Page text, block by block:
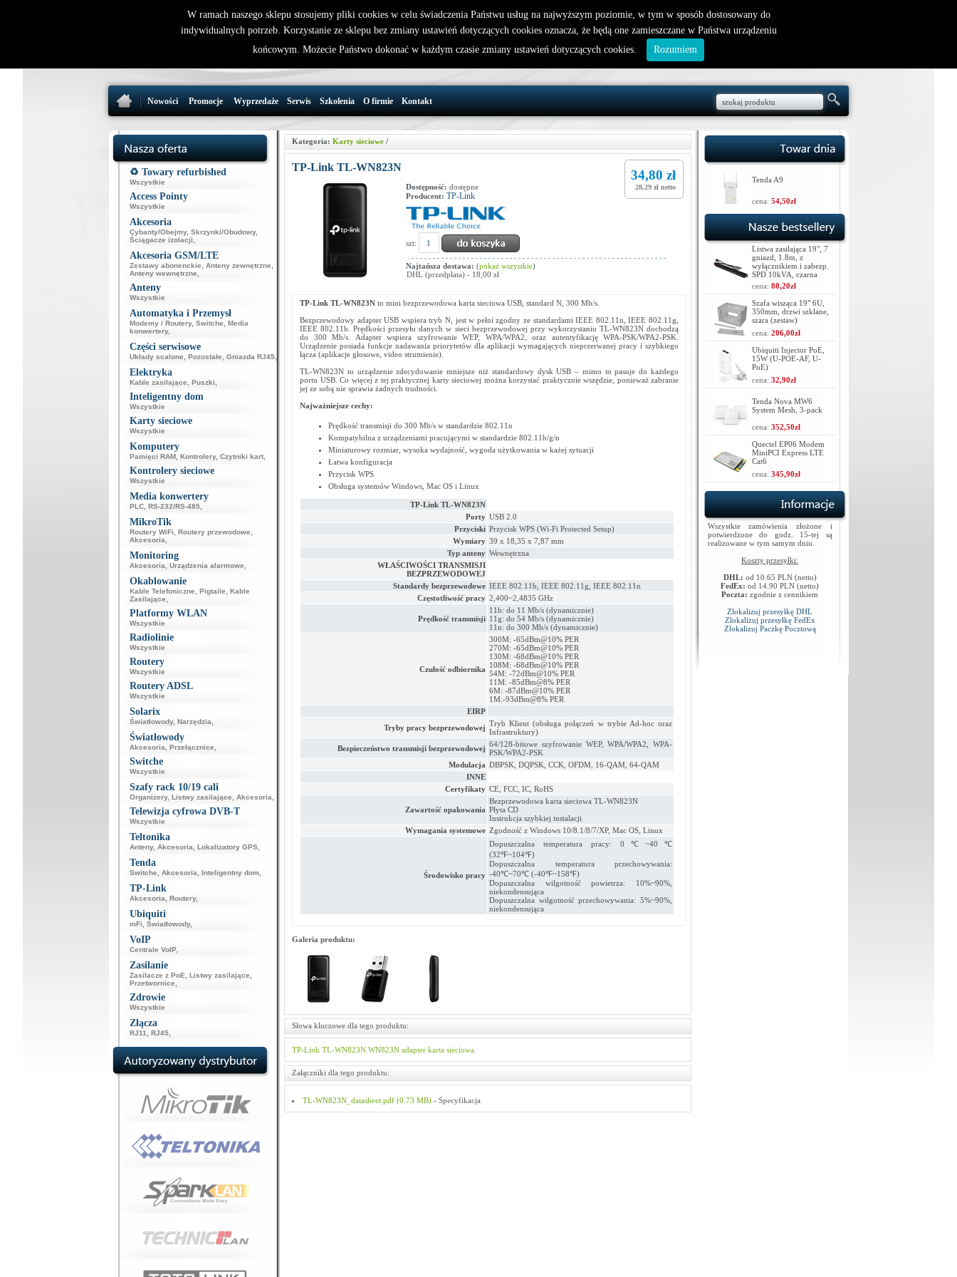
nowy klient
32 721 86 72
support@wirelesslan.com.pl
W koszyku jest 0 produktów(y)
Nowości Promocje Wyprzedaże Serwis Szkolenia O firmie Kontakt
♻️ Towary refurbished
Wszystkie
Access Pointy
Wszystkie
Akcesoria
Cybanty/Obejmy, Skrzynki/Obudowy,
Ściągacze izolacji
Akcesoria GSM/LTE
Zestawy abonenckie Anteny zewnętrzne
Anteny wewnętrzne
Anteny
Wszystkie
Automatyka i Przemysł
Modemy / Routery, Switche
Media
konwertery,
Części serwisowe
Układy scalone Pozostałe Gniazda RJ45,
Elektryka
Kable zasilające Puszki
Inteligentny dom
Wszystkie
Karty sieciowe
Wszystkie
Komputery
Pamięci RAM, Kontrolery, Czytniki kart,
Kontrolery sieciowe
Wszystkie
Media konwertery
PLC, RS-232/RS-485,
MikroTik
Routery WiFi Routery przewodowe
Akcesoria
Monitoring
Akcesoria Urządzenia alarmowe
Okablowanie
Kable Telefoniczne Pigtaile
Kable
Zasilające
Platformy WLAN
Wszystkie
Radiolinie
Wszystkie
Routery
Wszystkie
Routery ADSL
Wszystkie
Solarix
Światłowody, Narzędzia
Światłowody
Akcesoria Przełącznice
Switche
Wszystkie
Szafy rack 10/19 cali
Organizery, Listwy zasilające Akcesoria
Telewizja cyfrowa DVB-T
Wszystkie
Teltonika
Anteny, Akcesoria Lokalizatory GPS,
Tenda
Switche Akcesoria Inteligentny dom,
TP-Link
Akcesoria Routery,
Ubiquiti
mFi Światłowody,
VoIP
Centrale VoIP,
Zasilanie
Zasilacze z PoE Listwy zasilające
Przetwornice
Zdrowie
Wszystkie
Złącza
RJ11 RJ45,
Kategoria: Karty sieciowe /
TP-Link TL-WN823N
34,80 zł
28,29 zł netto
Dostępność: dostępne
Producent: TP-Link
szt:
Najtańsza dostawa: (pokaż wszystkie)
DHL (przedpłata) - 18,00 zł
TP-Link TL-WN823N to mini bezprzewodowa karta sieciowa USB, standard N, 300 Mb/s.
Bezprzewodowy adapter USB wspiera tryb N, jest w pełni zgodny ze standardami IEEE 802.11n, IEEE 802.11g,
IEEE 802.11b. Prędkości przesyłu danych w sieci bezprzewodowej przy wykorzystaniu TL-WN823N dochodzą
do 300 Mb/s. Adapter wspiera szyfrowanie WEP, WPA/WPA2, oraz autentyfikację WPA-PSK/WPA2-PSK.
Urządzenie posiada funkcje nadawania priorytetów dla aplikacji wymagających nieprzerwanej pracy i szybkiego
łącza (aplikacje głosowe, video strumienie).
TL-WN823N to urządzenie zdecydowanie mniejsze niż standardowy dysk USB – mimo to pasuje do każdego
portu USB. Co więcej z tej praktycznej karty sieciowej można korzystać praktycznie wszędzie, ponieważ zabranie
jej ze sobą nie sprawia żadnych trudności.
Najważniejsze cechy:
Prędkość transmisji do 300 Mb/s w standardzie 802.11n
Kompatybilna z urządzeniami pracującymi w standardzie 802.11b/g/n
Miniaturowy rozmiar, wysoka wydajność, wygoda użytkowania w każej sytuacji
Łatwa konfiguracja
Przycisk WPS
Obsługa systemów Windows, Mac OS i Linux
TP-Link TL-WN823N
Porty USB 2.0
Przyciski Przycisk WPS (Wi-Fi Protected Setup)
Wymiary 39 x 18,35 x 7,87 mm
Typ anteny Wewnętrzna
WŁAŚCIWOŚCI TRANSMISJI
BEZPRZEWODOWEJ
Standardy bezprzewodowe IEEE 802.11b, IEEE 802.11g, IEEE 802.11n
Częstotliwość pracy 2,400~2,4835 GHz
Prędkość transmisji
11b: do 11 Mb/s (dynamicznie)
11g: do 54 Mb/s (dynamicznie)
11n: do 300 Mb/s (dynamicznie)
Czułość odbiornika
300M: -65dBm@10% PER
270M: -65dBm@10% PER
130M: -68dBm@10% PER
108M: -68dBm@10% PER
54M: -72dBm@10% PER
11M: -85dBm@8% PER
6M: -87dBm@10% PER
1M:-93dBm@8% PER
EIRP
Tryby pracy bezprzewodowej Tryb Klient (obsługa połączeń w trybie Ad-hoc oraz
Infrastruktury)
Bezpieczeństwo transmisji bezprzewodowej 64/128-bitowe szyfrowanie WEP, WPA/WPA2, WPA-
PSK/WPA2-PSK
Modulacja DBPSK, DQPSK, CCK, OFDM, 16-QAM, 64-QAM
INNE
Certyfikaty CE, FCC, IC, RoHS
Zawartość opakowania
Bezprzewodowa karta sieciowa TL-WN823N
Płyta CD
Instrukcja szybkiej instalacji
Wymagania systemowe Zgodność z Windows 10/8.1/8/7/XP, Mac OS, Linux
Środowisko pracy
Dopuszczalna temperatura pracy: 0℃~40℃
(32℉~104℉)
Dopuszczalna temperatura przechowywania:
-40℃~70℃ (-40℉~158℉)
Dopuszczalna wilgotność powietrza: 10%~90%,
niekondensująca
Dopuszczalna wilgotność przechowywania: 5%~90%,
niekondensująca
Galeria produktu:
Słowa kluczowe dla tego produktu:
TP-Link TL-WN823N WN823N adapter karta sieciowa
Załączniki dla tego produktu:
TL-WN823N_datasheet.pdf (0.73 MB) - Specyfikacja
Tenda A9
cena: 54,50zł
Listwa zasilająca 19", 7
gniazd, 1.8m, z
wyłącznikiem i zabezp.
SPD 10kVA, czarna
cena: 80,20zł
Szafa wisząca 19" 6U,
350mm, drzwi szklane,
szara (zestaw)
cena: 206,00zł
Ubiquiti Injector PoE,
15W (U-POE-AF, U-
PoE)
cena: 32,90zł
Tenda Nova MW6
System Mesh, 3-pack
cena: 352,50zł
Quectel EP06 Modem
MiniPCI Express LTE
Cat6
cena: 345,90zł
Wszystkie zamówienia złożone i
potwierdzone do godz. 15-tej są
realizowane w tym samym dniu.
Koszty przesyłki:
DHL: od 10.65 PLN (netto)
FedEx: od 14.90 PLN (netto)
Poczta: zgodnie z cennikiem
Zlokalizuj przesyłkę DHL
Zlokalizuj przesyłkę FedEx
Zlokalizuj Paczkę Pocztową
W ramach naszego sklepu stosujemy pliki cookies w celu świadczenia Państwu usług na najwyższym poziomie, w tym w sposób dostosowany do
indywidualnych potrzeb. Korzystanie ze sklepu bez zmiany ustawień dotyczących cookies oznacza, że będą one zamieszczane w Państwa urządzeniu
końcowym. Możecie Państwo dokonać w każdym czasie zmiany ustawień dotyczących cookies.
Rozumiem